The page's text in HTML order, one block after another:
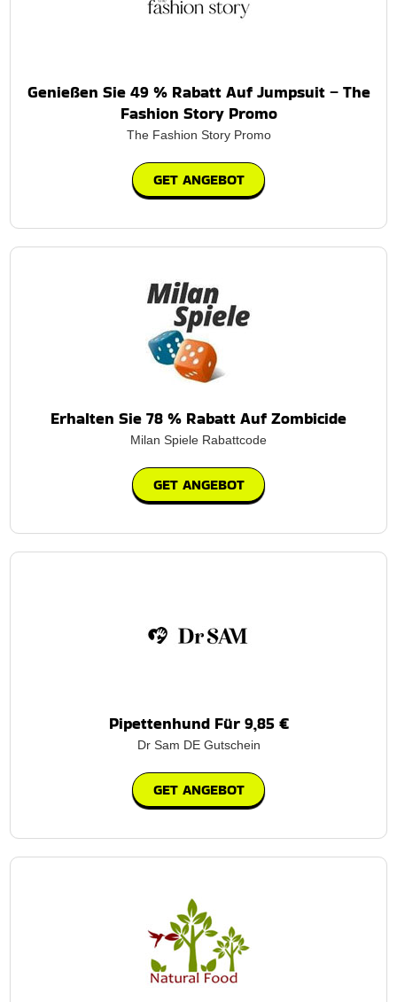
Genießen Sie 49 % Rabatt Auf Jumpsuit – The
Fashion Story Promo
The Fashion Story Promo
GET ANGEBOT
Erhalten Sie 78 % Rabatt Auf Zombicide
Milan Spiele Rabattcode
GET ANGEBOT
Pipettenhund Für 9,85 €
Dr Sam DE Gutschein
GET ANGEBOT